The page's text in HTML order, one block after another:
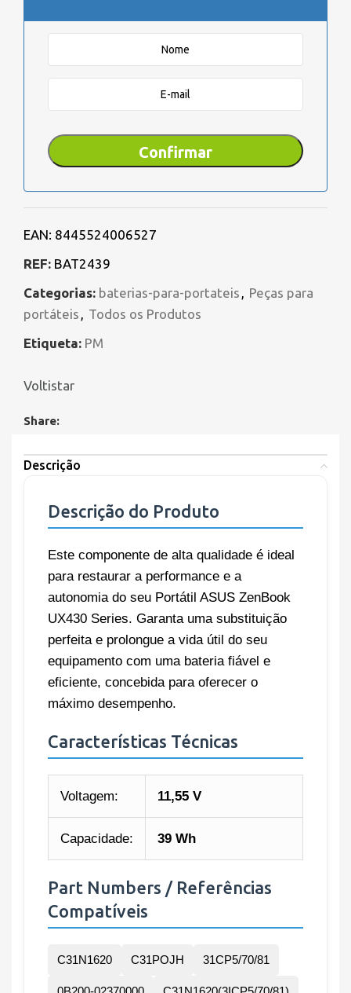
EAN: 8445524006527
REF: BAT2439
Categorias: baterias-para-portateis , Peças para
portáteis , Todos os Produtos
Etiqueta: PM
Voltistar
Share:
Descrição
Descrição do Produto
Este componente de alta qualidade é ideal
para restaurar a performance e a
autonomia do seu Portátil ASUS ZenBook
UX430 Series. Garanta uma substituição
perfeita e prolongue a vida útil do seu
equipamento com uma bateria fiável e
eficiente, concebida para oferecer o
máximo desempenho.
Características Técnicas
Voltagem: 11,55 V
Capacidade: 39 Wh
Part Numbers / Referências
Compatíveis
C31N1620 C31POJH 31CP5/70/81